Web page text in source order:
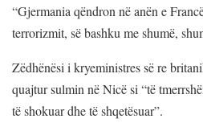
“Gjermania qëndron në anën e
terrorizmit, së bashku me shumë,
Zëdhënësi i kryeministres së re
quajtur sulmin në Nicë si “të
të shokuar dhe të shqetësuar”.